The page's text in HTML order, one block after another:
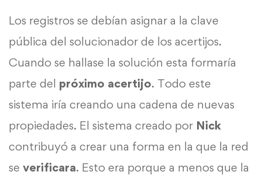
Los registros se debían asignar a la clave
pública del solucionador de los acertijos.
Cuando se hallase la solución esta formaría
parte del próximo acertijo. Todo este
sistema iría creando una cadena de nuevas
propiedades. El sistema creado por Nick
contribuyó a crear una forma en la que la red
se verificara. Esto era porque a menos que la